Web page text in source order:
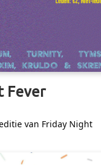
Fever
van Friday Night